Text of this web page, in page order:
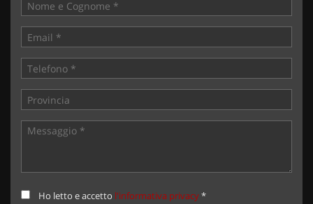
Ho letto e accetto l'informativa privacy*